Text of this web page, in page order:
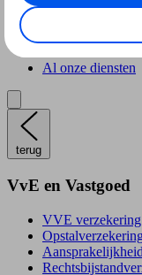
Diensten
Al onze diensten
terug
VvE en Vastgoed
VVE verzekering